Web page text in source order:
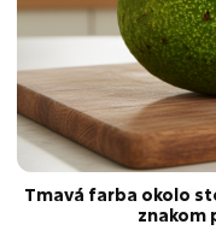
Tmavá farba okolo
znakom